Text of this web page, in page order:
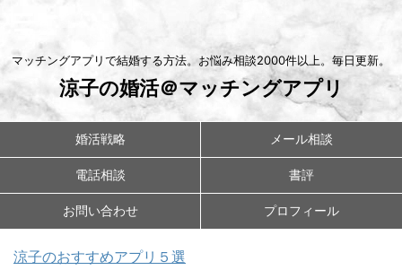
マッチングアプリで結婚する方法。お悩み相談2000件以上。毎日更新。
涼子の婚活＠マッチングアプリ
婚活戦略 メール相談
電話相談 書評
お問い合わせ プロフィール
涼子のおすすめアプリ５選